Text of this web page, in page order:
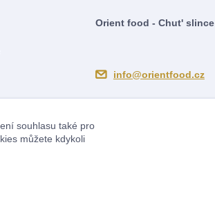
Orient food - Chut' slince
info@orientfood.cz
souhlasu také pro
můžete kdykoli